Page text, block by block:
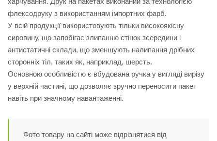
флексодруку з використанням імпортних фарб.
У всій продукції використовують тільки високоякісну
сировину, що запобігає злипанню стінок зсередини і
антистатичні склади, що зменшують налипання дрібних
сторонніх тіл, таких як, наприклад, шерсть.
Основною особливістю є вбудована ручка у вигляді вирізу
у верхній частині, що дозволяє зручно переносити пакет
навіть при значному навантаженні.
Фото товару на сайті може відрізнятися від